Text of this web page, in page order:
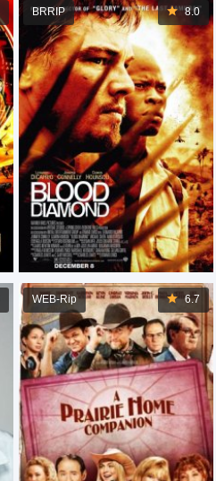
8.0
BRRIP
6.7
WEB-Rip